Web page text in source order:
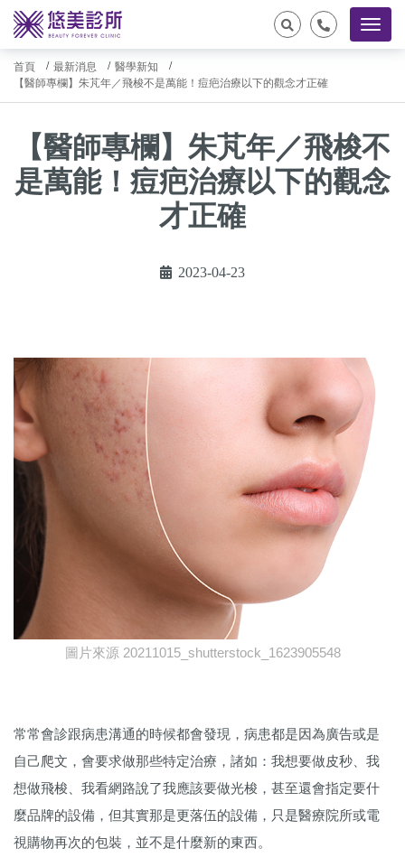
首頁 最新消息
醫學新知
【醫師專欄】朱芃年／飛梭不是萬能！痘疤治療以下的觀念才正確
【醫師專欄】朱芃年／飛梭不
是萬能！痘疤治療以下的觀念
才正確
2023-04-23
圖片來源 20211015_shutterstock_1623905548
常常會診跟病患溝通的時候都會發現，病患都是因為廣告或是
自己爬文，會要求做那些特定治療，諸如：我想要做皮秒、我
想做飛梭、我看網路說了我應該要做光梭，甚至還會指定要什
麼品牌的設備，但其實那是更落伍的設備，只是醫療院所或電
視購物再次的包裝，並不是什麼新的東西。​